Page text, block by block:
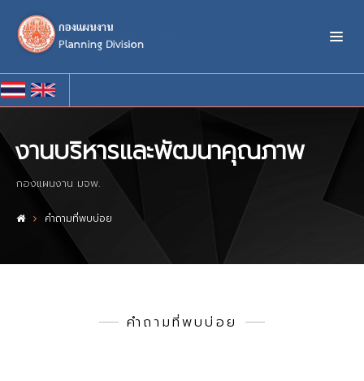
งานบริหารและพัฒนาคุณภาพ
กองแผนงาน มจพ.
คำถามที่พบบ่อย
คำถามที่พบบ่อย